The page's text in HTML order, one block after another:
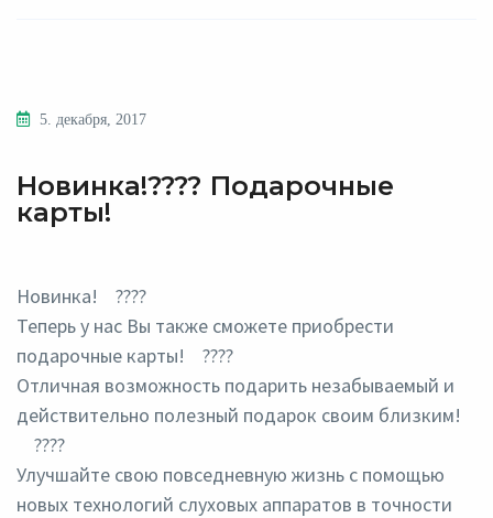
5. декабря, 2017
Новинка!???? Подарочные
карты!
Новинка!
????
Теперь у нас Вы также сможете приобрести
подарочные карты!
????
Отличная возможность подарить незабываемый и
действительно полезный подарок своим близким!
????
Улучшайте свою повседневную жизнь с помощью
новых технологий слуховых аппаратов в точности